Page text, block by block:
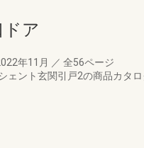
ア
年11月 ／ 全56ページ
ェント玄関引戸2の商品カタ